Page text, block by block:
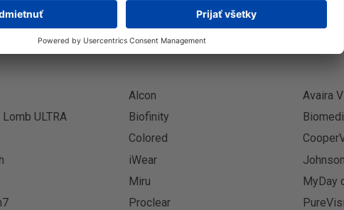
Alcon
Avaira
Lomb ULTRA Biofinity
Colored
iWear
Miru
MyDay
Proclear